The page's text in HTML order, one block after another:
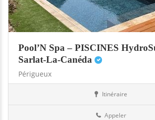
Pool’N Spa – PISCINES
Sarlat-La-Canéda
Périgueux
Itinéraire
Appeler